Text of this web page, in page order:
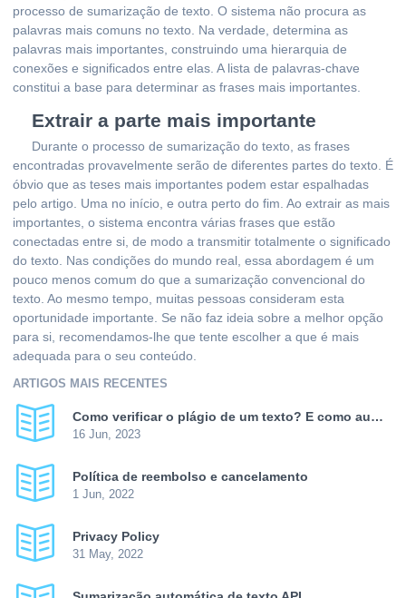
processo de sumarização de texto. O sistema não procura as
palavras mais comuns no texto. Na verdade, determina as
palavras mais importantes, construindo uma hierarquia de
conexões e significados entre elas. A lista de palavras-chave
constitui a base para determinar as frases mais importantes.
Extrair a parte mais importante
Durante o processo de sumarização do texto, as frases
encontradas provavelmente serão de diferentes partes do texto. É
óbvio que as teses mais importantes podem estar espalhadas
pelo artigo. Uma no início, e outra perto do fim. Ao extrair as mais
importantes, o sistema encontra várias frases que estão
conectadas entre si, de modo a transmitir totalmente o significado
do texto. Nas condições do mundo real, essa abordagem é um
pouco menos comum do que a sumarização convencional do
texto. Ao mesmo tempo, muitas pessoas consideram esta
oportunidade importante. Se não faz ideia sobre a melhor opção
para si, recomendamos-lhe que tente escolher a que é mais
adequada para o seu conteúdo.
ARTIGOS MAIS RECENTES
Como verificar o plágio de um texto? E como aumentar a exclusividade do texto?
16 Jun, 2023
Política de reembolso e cancelamento
1 Jun, 2022
Privacy Policy
31 May, 2022